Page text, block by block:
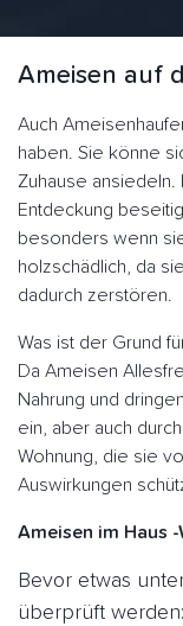
Ameisen auf
Auch
haben. Sie könne
Zuhause
Entdeckung
besonders wenn
holzschädlich, da
dadurch zerstören.
Was ist der Grund
Da Ameisen
Nahrung und
ein, aber auch
Wohnung, die sie
Auswirkungen
Ameisen im Haus
Bevor etwas
überprüft werden: